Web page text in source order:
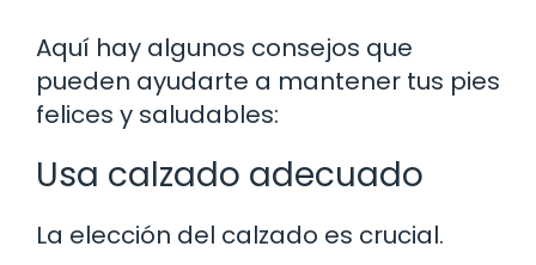
Aquí hay algunos consejos que
pueden ayudarte a mantener tus pies
felices y saludables:
Usa calzado adecuado
La elección del calzado es crucial.